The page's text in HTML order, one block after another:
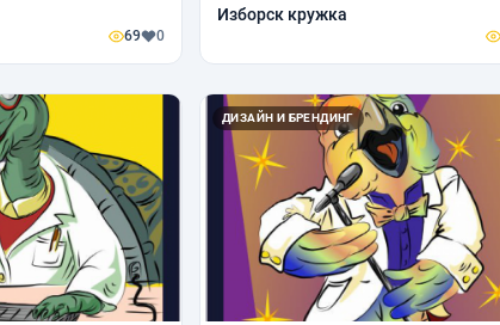
69 0
Изборск кружка
ДИЗАЙН И БРЕНДИНГ